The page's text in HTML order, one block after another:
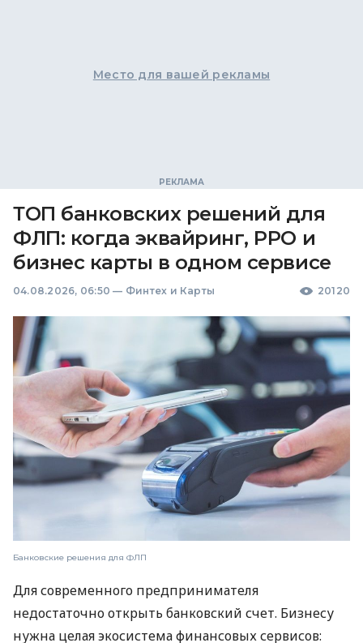
Место для вашей рекламы
ТОП банковских решений для
ФЛП: когда эквайринг, РРО и
бизнес карты в одном сервисе
04.08.2026, 06:50 — Финтех и Карты 20120
Банковские решения для ФЛП
Для современного предпринимателя
недостаточно открыть банковский счет. Бизнесу
нужна целая экосистема финансовых сервисов: